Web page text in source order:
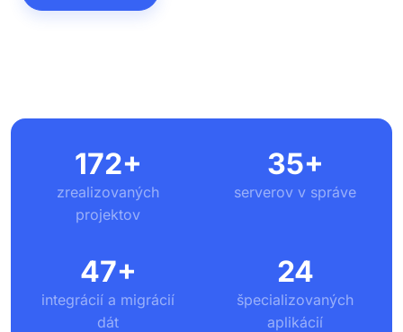
172+
zrealizovaných
projektov
35+
serverov v správe
47+
integrácií a migrácií
dát
24
špecializovaných
aplikácií